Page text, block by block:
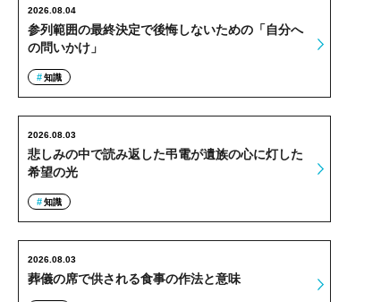
参列範囲の最終決定で後悔しないための「自分へ
の問いかけ」
2026.08.04
知識
悲しみの中で読み返した弔電が遺族の心に灯した
希望の光
2026.08.03
知識
葬儀の席で供される食事の作法と意味
2026.08.03